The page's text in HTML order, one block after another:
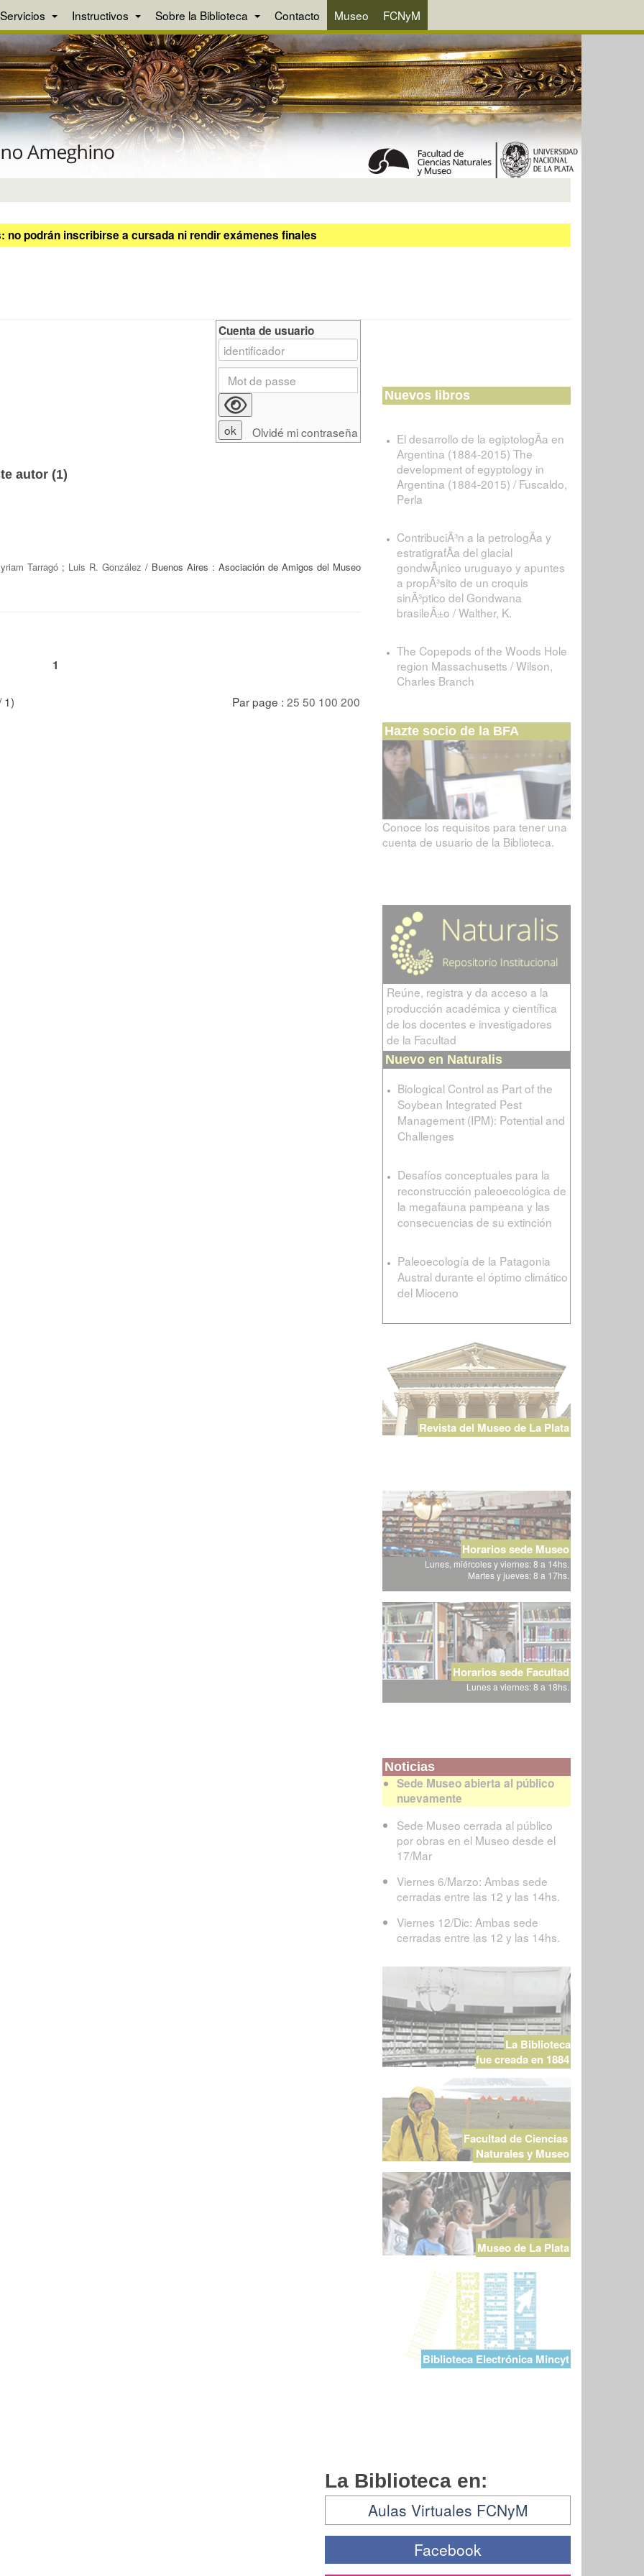
Servicios Instructivos Sobre la Biblioteca Contacto Museo FCNyM
podrán inscribirse a cursada ni rendir exámenes finales
autor (1)
Tarragó; Luis R. González / Buenos Aires : Asociación de Amigos del Museo
1
1) Par page : 25 50 100 200
Cuenta de usuario
Olvidé mi contraseña
Nuevos libros
El desarrollo de la egiptologÃ­a en
Argentina (1884-2015) The
development of egyptology in
Argentina (1884-2015) / Fuscaldo,
Perla
ContribuciÃ³n a la petrologÃ­a y
estratigrafÃ­a del glacial
gondwÃ¡nico uruguayo y apuntes
a propÃ³sito de un croquis
sinÃ³ptico del Gondwana
brasileÃ±o / Walther, K.
The Copepods of the Woods Hole
region Massachusetts / Wilson,
Charles Branch
Hazte socio de la BFA
Conoce los requisitos para tener una
cuenta de usuario de la Biblioteca.
Reúne, registra y da acceso a la
producción académica y científica
de los docentes e investigadores
de la Facultad
Nuevo en Naturalis
Biological Control as Part of the
Soybean Integrated Pest
Management (IPM): Potential and
Challenges
Desafíos conceptuales para la
reconstrucción paleoecológica de
la megafauna pampeana y las
consecuencias de su extinción
Paleoecología de la Patagonia
Austral durante el óptimo climático
del Mioceno
Revista del Museo de La Plata
Horarios sede Museo
Lunes, miércoles y viernes: 8 a 14hs.
Martes y jueves: 8 a 17hs.
Horarios sede Facultad
Lunes a viernes: 8 a 18hs.
Noticias
Sede Museo abierta al público
nuevamente
Sede Museo cerrada al público
por obras en el Museo desde el
17/Mar
Viernes 6/Marzo: Ambas sede
cerradas entre las 12 y las 14hs.
Viernes 12/Dic: Ambas sede
cerradas entre las 12 y las 14hs.
La Biblioteca
fue creada en 1884
Facultad de Ciencias
Naturales y Museo
Museo de La Plata
Biblioteca Electrónica Mincyt
La Biblioteca en:
Aulas Virtuales FCNyM
Facebook